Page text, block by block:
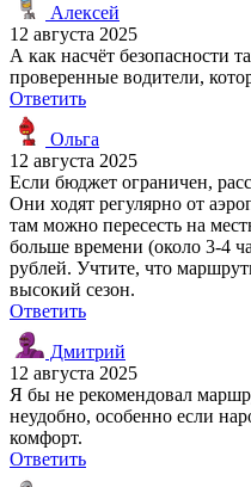
Алексей
12 августа 2025
А как насчёт безопасности
проверенные водители,
Ответить
Ольга
12 августа 2025
Если бюджет ограничен,
Они ходят регулярно от
там можно пересесть на
больше времени (около 3-4
рублей. Учтите, что
высокий сезон.
Ответить
Дмитрий
12 августа 2025
Я бы не рекомендовал
неудобно, особенно если
комфорт.
Ответить